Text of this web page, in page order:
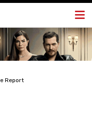
Report